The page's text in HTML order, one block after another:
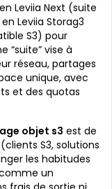
Leviia Next (suite
Leviia Storag3
S3) pour
“suite” vise à
réseau, partages
unique, avec
et des quotas
objet s3 est de
S3, solutions
les habitudes
un